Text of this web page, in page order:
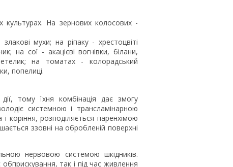
культурах. На зернових колосових -
мухи; на ріпаку - хрестоцвіті
на сої - акацієві вогнівки, білани,
на томатах - колорадський
попелиці.
тому їхня комбінація дає змогу
системною і трансламінарною
коріння, розподіляється паренхімою
ззовні на обробленій поверхні
нервовою системою шкідників.
так і під час живлення